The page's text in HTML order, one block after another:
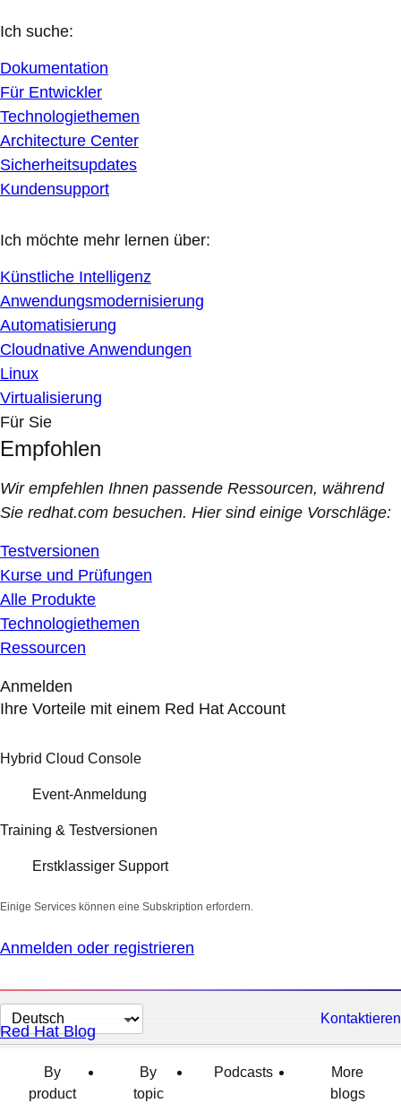
Ich suche:
Dokumentation
Für Entwickler
Technologiethemen
Architecture Center
Sicherheitsupdates
Kundensupport
Ich möchte mehr lernen über:
Künstliche Intelligenz
Anwendungsmodernisierung
Automatisierung
Cloudnative Anwendungen
Linux
Virtualisierung
Für Sie
Empfohlen
Wir empfehlen Ihnen passende Ressourcen, während
Sie redhat.com besuchen. Hier sind einige Vorschläge:
Testversionen
Kurse und Prüfungen
Alle Produkte
Technologiethemen
Ressourcen
Anmelden
Ihre Vorteile mit einem Red Hat Account
Hybrid Cloud Console
Event-Anmeldung
Training & Testversionen
Erstklassiger Support
Einige Services können eine Subskription erfordern.
Anmelden oder registrieren
Sprache
auswählen
Kontaktieren
Red Hat Blog
By
product
By
topic
Podcasts
More
blogs